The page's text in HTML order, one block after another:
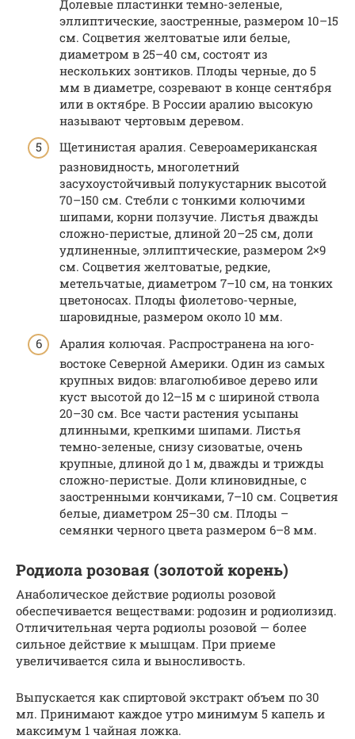
Долевые пластинки темно-зеленые,
эллиптические, заостренные, размером 10–15
см. Соцветия желтоватые или белые,
диаметром в 25–40 см, состоят из
нескольких зонтиков. Плоды черные, до 5
мм в диаметре, созревают в конце сентября
или в октябре. В России аралию высокую
называют чертовым деревом.
Щетинистая аралия. Североамериканская
разновидность, многолетний
засухоустойчивый полукустарник высотой
70–150 см. Стебли с тонкими колючими
шипами, корни ползучие. Листья дважды
сложно-перистые, длиной 20–25 см, доли
удлиненные, эллиптические, размером 2×9
см. Соцветия желтоватые, редкие,
метельчатые, диаметром 7–10 см, на тонких
цветоносах. Плоды фиолетово-черные,
шаровидные, размером около 10 мм.
Аралия колючая. Распространена на юго-
востоке Северной Америки. Один из самых
крупных видов: влаголюбивое дерево или
куст высотой до 12–15 м с шириной ствола
20–30 см. Все части растения усыпаны
длинными, крепкими шипами. Листья
темно-зеленые, снизу сизоватые, очень
крупные, длиной до 1 м, дважды и трижды
сложно-перистые. Доли клиновидные, с
заостренными кончиками, 7–10 см. Соцветия
белые, диаметром 25–30 см. Плоды –
семянки черного цвета размером 6–8 мм.
Родиола розовая (золотой корень)
Анаболическое действие родиолы розовой
обеспечивается веществами: родозин и родиолизид.
Отличительная черта родиолы розовой — более
сильное действие к мышцам. При приеме
увеличивается сила и выносливость.
Выпускается как спиртовой экстракт объем по 30
мл. Принимают каждое утро минимум 5 капель и
максимум 1 чайная ложка.